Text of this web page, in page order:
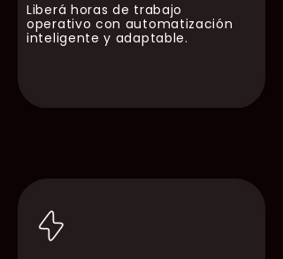
Liberá horas de trabajo
operativo con automatización
inteligente y adaptable.